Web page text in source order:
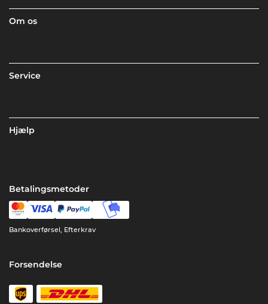
Om os
Service
Hjælp
Betalingsmetoder
Bankoverførsel, Efterkrav
Forsendelse